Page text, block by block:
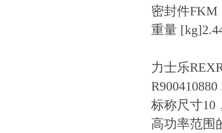
密封件FKM
重量 [kg]
力士乐
标称尺寸10
高功率范围